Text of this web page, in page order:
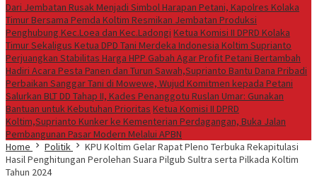
Dari Jembatan Rusak Menjadi Simbol Harapan Petani, Kapolres Kolaka
Timur Bersama Pemda Koltim Resmikan Jembatan Produksi
Penghubung Kec.Loea dan Kec.Ladongi Ketua Komisi II DPRD Kolaka
Timur Sekaligus Ketua DPD Tani Merdeka Indonesia Koltim Suprianto
Perjuangkan Stabilitas Harga HPP Gabah Agar Profit Petani Bertambah
Hadiri Acara Pesta Panen dan Turun Sawah,Suprianto Bantu Dana Pribadi
Perbaikan Sanggar Tani di Mowewe, Wujud Komitmen kepada Petani
Salurkan BLT DD Tahap II, Kades Penanggotu Ruslan Umar: Gunakan
Bantuan untuk Kebutuhan Prioritas Ketua Komisi II DPRD
Koltim,Suprianto Kunker ke Kementerian Perdagangan, Buka Jalan
Pembangunan Pasar Modern Melalui APBN
Home
Politik
KPU Koltim Gelar Rapat Pleno Terbuka Rekapitulasi
Hasil Penghitungan Perolehan Suara Pilgub Sultra serta Pilkada Koltim
Tahun 2024